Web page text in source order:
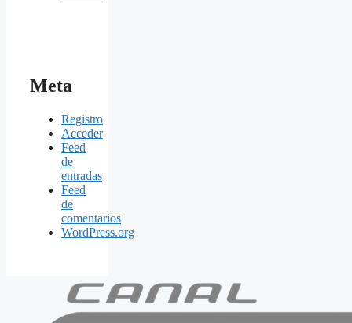
Meta
Registro
Acceder
Feed
de
entradas
Feed
de
comentarios
WordPress.org